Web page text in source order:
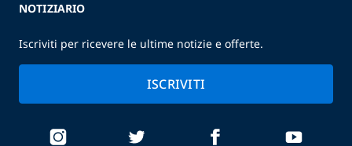
NOTIZIARIO
Iscriviti per ricevere le ultime notizie e offerte.
ISCRIVITI